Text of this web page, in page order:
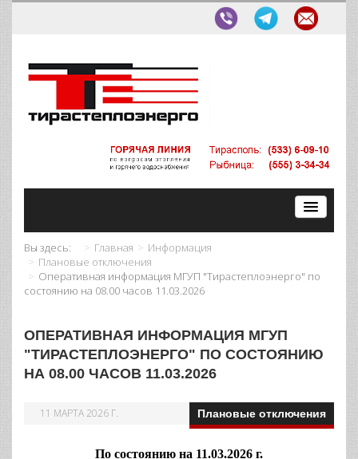
Вы здесь: Главная
Информация
Плановые отключения
Оперативная информация МГУП "Тирастеплоэнерго" по
состоянию на 08.00 часов 11.03.2026
ОПЕРАТИВНАЯ ИНФОРМАЦИЯ МГУП
"ТИРАСТЕПЛОЭНЕРГО" ПО СОСТОЯНИЮ
НА 08.00 ЧАСОВ 11.03.2026
Плановые отключения
11 МАРТА 2026 Г.
По состоянию на 11.03.2026 г.